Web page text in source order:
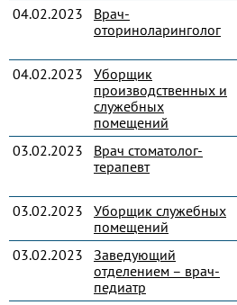
04.02.2023
Врач-
оториноларинголог
04.02.2023
Уборщик
производственных и
служебных
помещений
03.02.2023
Врач стоматолог-
терапевт
03.02.2023
Уборщик служебных
помещений
03.02.2023
Заведующий
отделением – врач-
педиатр